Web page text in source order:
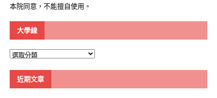
本院同意，不能擅自使用。
大學線
大
近期文章